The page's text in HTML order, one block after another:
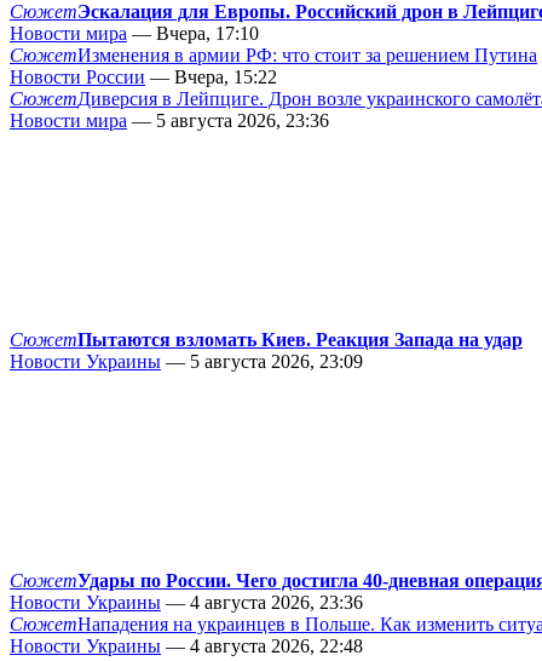
СюжетЭскалация для Европы. Российский дрон в
Новости мира — Вчера, 17:10
СюжетИзменения в армии РФ: что стоит за решением Путина
Новости России — Вчера, 15:22
СюжетДиверсия в Лейпциге. Дрон возле украинского
Новости мира — 5 августа 2026, 23:36
СюжетПытаются взломать Киев. Реакция Запада на удар
Новости Украины — 5 августа 2026, 23:09
СюжетУдары по России. Чего достигла 40-дневная
Новости Украины — 4 августа 2026, 23:36
СюжетНападения на украинцев в Польше. Как изменить
Новости Украины — 4 августа 2026, 22:48